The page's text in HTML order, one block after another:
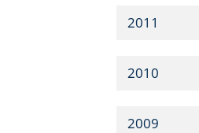
2011
2010
2009